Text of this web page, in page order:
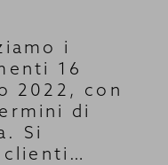
i
16
2022, con
di
Si
clienti…